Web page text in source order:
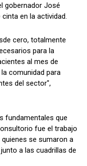
gobernador José
en la actividad.
cero, totalmente
para la
al mes de
comunidad para
del sector",
fundamentales que
fue el trabajo
se sumaron a
a las cuadrillas de